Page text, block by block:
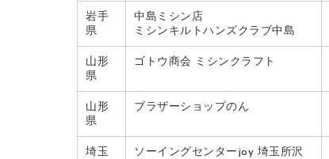
岩手
県
中島ミシン店
ミシンキルトハンズクラブ中島
山形
県
ゴトウ商会 ミシンクラフト
山形
県
ブラザーショップのん
埼玉
ソーイングセンターjoy 埼玉所沢